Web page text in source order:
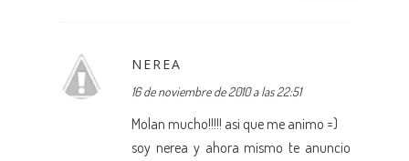
NEREA
16 de noviembre de 2010 a las 22:51
Molan mucho!!!!! asi que me animo =)
soy nerea y ahora mismo te anuncio